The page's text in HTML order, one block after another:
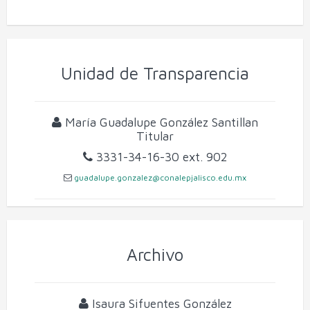
Unidad de Transparencia
María Guadalupe González Santillan
Titular
3331-34-16-30 ext. 902
guadalupe.gonzalez@conalepjalisco.edu.mx
Archivo
Isaura Sifuentes González